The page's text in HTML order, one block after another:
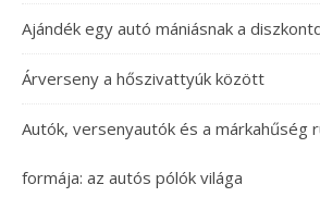
Ajándék egy autó mániásnak a
Árverseny a hőszivattyúk között
Autók, versenyautók és a márkahűség
formája: az autós pólók világa